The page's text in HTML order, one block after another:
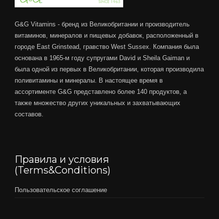
G&G Vitamins - бренд из Великобритании и производитель
витаминов, минералов и пищевых добавок, расположенный в
городе East Grinstead, гравство West Sussex. Компания была
основана в 1965-м году супругами David и Sheila Gaiman и
была одной из первых в Великобритании, которая производила
поливитамины и минералы. В настоящее время в
ассортименте G&G представлено более 140 продуктов, а
также множество других уникальных и захватывающих
составов.
Правила и условия
(Terms&Conditions)
Пользовательское соглашение